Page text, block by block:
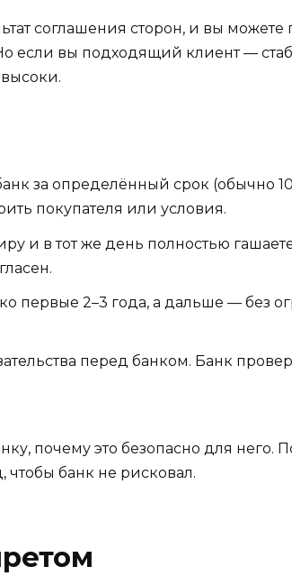
соглашения сторон, и вы можете
если вы подходящий клиент —
за определённый срок (обычно
покупателя или условия.
и в тот же день полностью
первые 2–3 года, а дальше — без
перед банком. Банк
почему это безопасно для него.
чтобы банк не рисковал.